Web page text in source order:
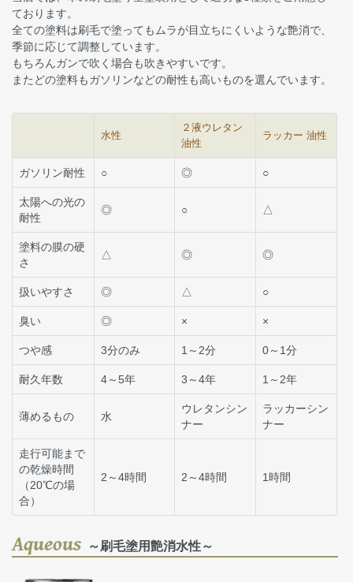
ております。
全ての塗料は刷毛で塗ってもムラが目立ちにくいような艶消で、
季節に応じて調整しています。
もちろんガンで吹く場合も吹きやすいです。
またどの塗料もガソリンなどの耐性も高いものを選んでいます。
水性
２液ウレタン
油性
ラッカー 油性
ガソリン耐性 ○ ◎ ○
太陽への光の
耐性
◎ ○ △
塗料の膜の硬
さ
△ ◎ ◎
扱いやすさ ◎ △ ○
臭い ◎ × ×
つや感 3分のみ 1～2分 0～1分
耐久年数 4～5年 3～4年 1～2年
薄めるもの 水
ウレタンシン
ナー
ラッカーシン
ナー
走行可能まで
の乾燥時間
（20℃の場
合）
2～4時間 2～4時間 1時間
Aqueous ～刷毛塗用艶消水性～